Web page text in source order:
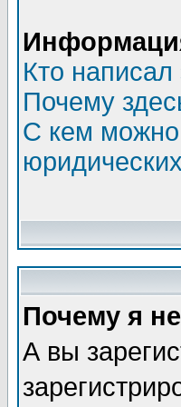
Кто
Почему
С кем можно
Почему я
А вы